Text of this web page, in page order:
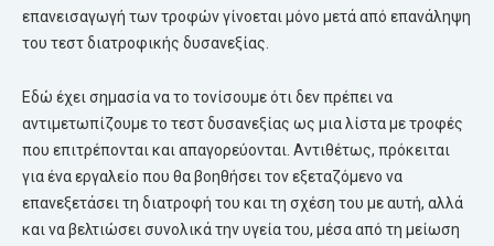
επανεισαγωγή των τροφών γίνοεται μόνο μετά από επανάληψη
του τεστ διατροφικής δυσανεξίας.
Εδώ έχει σημασία να το τονίσουμε ότι δεν πρέπει να
αντιμετωπίζουμε το τεστ δυσανεξίας ως μια λίστα με τροφές
που επιτρέπονται και απαγορεύονται. Αντιθέτως, πρόκειται
για ένα εργαλείο που θα βοηθήσει τον εξεταζόμενο να
επανεξετάσει τη διατροφή του και τη σχέση του με αυτή, αλλά
και να βελτιώσει συνολικά την υγεία του, μέσα από τη μείωση